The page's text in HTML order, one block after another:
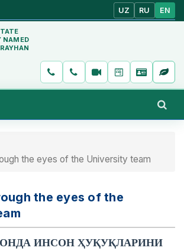
UZ RU EN
NAMED
the eyes of the University team
the eyes of the
ИНСОН ҲУҚУҚЛАРИНИ